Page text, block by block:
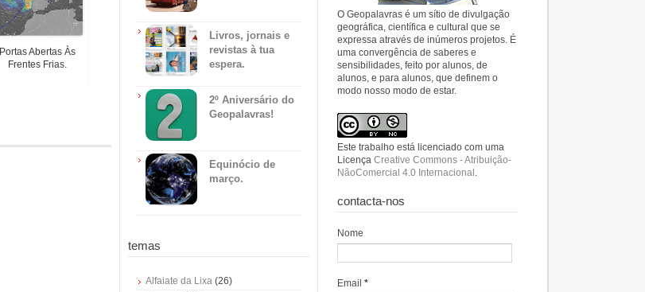
Portas Abertas Às
Frentes Frias.
Livros, jornais e
revistas à tua
espera.
2º Aniversário do
Geopalavras!
Equinócio de
março.
temas
Alfaiate da Lixa (26)
O Geopalavras é um sítio de divulgação
geográfica, científica e cultural que se
expressa através de inúmeros projetos. É
uma convergência de saberes e
sensibilidades, feito por alunos, de
alunos, e para alunos, que definem o
modo nosso modo de estar.
Este trabalho está licenciado com uma
Licença Creative Commons - Atribuição-
NãoComercial 4.0 Internacional .
contacta-nos
Nome
Email *